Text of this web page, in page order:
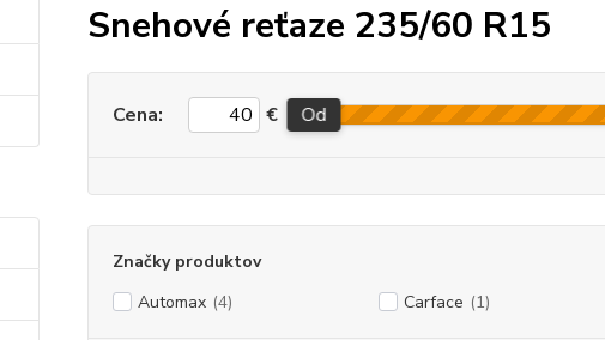
Snehové reťaze 235/60 R15
Cena: € Od
Značky produktov
Automax (4) Carface (1)